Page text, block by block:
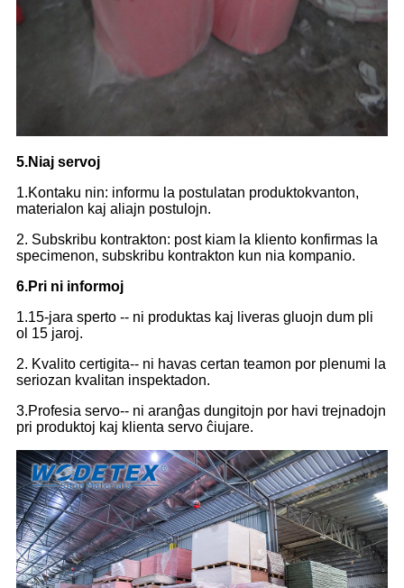
5.Niaj servoj
1.Kontaku nin: informu la postulatan produktokvanton,
materialon kaj aliajn postulojn.
2. Subskribu kontrakton: post kiam la kliento konfirmas la
specimenon, subskribu kontrakton kun nia kompanio.
6.Pri ni informoj
1.15-jara sperto -- ni produktas kaj liveras gluojn dum pli
ol 15 jaroj.
2. Kvalito certigita-- ni havas certan teamon por plenumi la
seriozan kvalitan inspektadon.
3.Profesia servo-- ni aranĝas dungitojn por havi trejnadojn
pri produktoj kaj klienta servo ĉiujare.